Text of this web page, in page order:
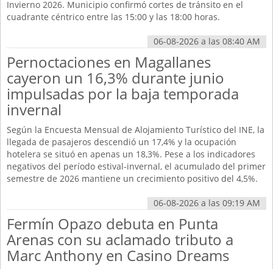
06-08-2026 a las 08:40 AM
Invierno 2026. Municipio confirmó cortes de tránsito en el
cuadrante céntrico entre las 15:00 y las 18:00 horas.
06-08-2026 a las 09:19 AM
Pernoctaciones en Magallanes
cayeron un 16,3% durante junio
impulsadas por la baja temporada
invernal
Según la Encuesta Mensual de Alojamiento Turístico del INE, la
llegada de pasajeros descendió un 17,4% y la ocupación
hotelera se situó en apenas un 18,3%. Pese a los indicadores
negativos del período estival-invernal, el acumulado del primer
semestre de 2026 mantiene un crecimiento positivo del 4,5%.
Fermín Opazo debuta en Punta
Arenas con su aclamado tributo a
Marc Anthony en Casino Dreams